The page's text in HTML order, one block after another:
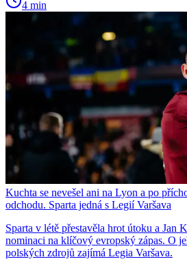
4 min
Kuchta se nevešel ani na Lyon a po
odchodu. Sparta jedná s Legií Varšava
Sparta v létě přestavěla hrot útoku a Jan
nominaci na klíčový evropský zápas. O
polských zdrojů zajímá Legia Varšava.